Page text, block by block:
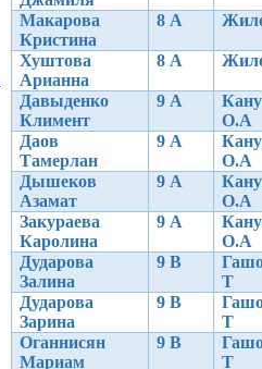
Макарова
Кристина
8 А
Хуштова
Арианна
8 А
Давыденко
Климент
9 А
О.А
Даов
Тамерлан
9 А
О.А
Дышеков
Азамат
9 А
О.А
Закураева
Каролина
9 А
О.А
Дударова
Залина
9 В
Т
Дударова
Зарина
9 В
Т
Оганнисян
Мариам
9 В
Т